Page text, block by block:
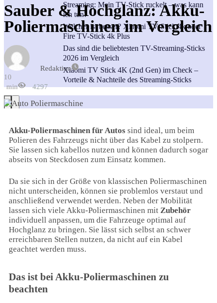
Streaming: Mein TV-Stick ruckelt – was kann
ich tun?
Welcher ist besser? Xiaomi TV-Stick 4k oder
Fire TV-Stick 4k Plus
Das sind die beliebtesten TV-Streaming-Sticks
2026 im Vergleich
Xiaomi TV Stick 4K (2nd Gen) im Check –
Vorteile & Nachteile des Streaming-Sticks
Sauber & Hochglanz: Akku-
Poliermaschinen im Vergleich
Redaktion
10
min
4297
Akku-Poliermaschinen für Autos sind ideal, um beim
Polieren des Fahrzeugs nicht über das Kabel zu stolpern.
Sie lassen sich kabellos nutzen und können dadurch sogar
abseits von Steckdosen zum Einsatz kommen.
Da sie sich in der Größe von klassischen Poliermaschinen
nicht unterscheiden, können sie problemlos verstaut und
anschließend verwendet werden. Neben der Mobilität
lassen sich viele Akku-Poliermaschinen mit Zubehör
individuell anpassen, um die Fahrzeuge optimal auf
Hochglanz zu bringen. Sie lässt sich selbst an schwer
erreichbaren Stellen nutzen, da nicht auf ein Kabel
geachtet werden muss.
Das ist bei Akku-Poliermaschinen zu
beachten